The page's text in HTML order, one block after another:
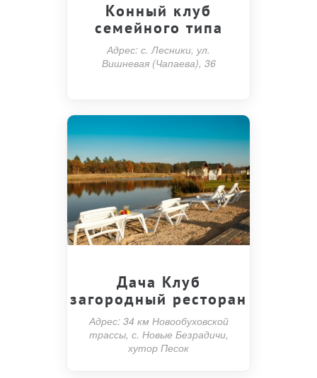
Конный клуб
семейного типа
Адрес: с. Лесники, ул.
Вишневая (Чапаева), 36
Дача Клуб
загородный ресторан
Адрес: 34 км Новообуховской
трассы, с. Новые Безрадичи,
хутор Песок